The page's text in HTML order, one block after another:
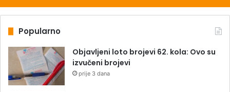
Popularno
Objavljeni loto brojevi 62. kola: Ovo su
izvučeni brojevi
prije 3 dana